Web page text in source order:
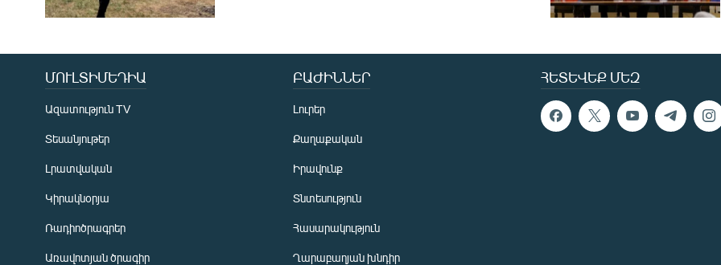
ՀԵՏԵՎԵՔ ՄԵԶ
ՄՈՒԼՏԻՄԵԴԻԱ
Ազատություն TV
Տեսանյութեր
Լրատվական
Կիրակնօրյա
Ռադիոծրագրեր
Առավոտյան ծրագիր
ԲԱԺԻՆՆԵՐ
Լուրեր
Քաղաքական
Իրավունք
Տնտեսություն
Հասարակություն
Ղարաբաղյան խնդիր